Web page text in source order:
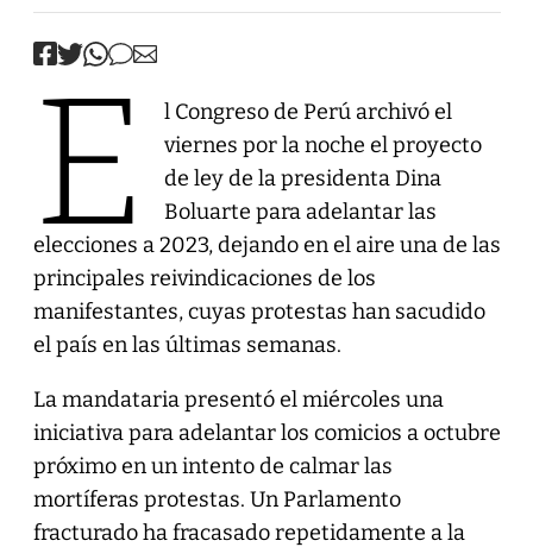
E
l Congreso de Perú archivó el
viernes por la noche el proyecto
de ley de la presidenta Dina
Boluarte para adelantar las
elecciones a 2023, dejando en el aire una de las
principales reivindicaciones de los
manifestantes, cuyas protestas han sacudido
el país en las últimas semanas.
La mandataria presentó el miércoles una
iniciativa para adelantar los comicios a octubre
próximo en un intento de calmar las
mortíferas protestas. Un Parlamento
fracturado ha fracasado repetidamente a la